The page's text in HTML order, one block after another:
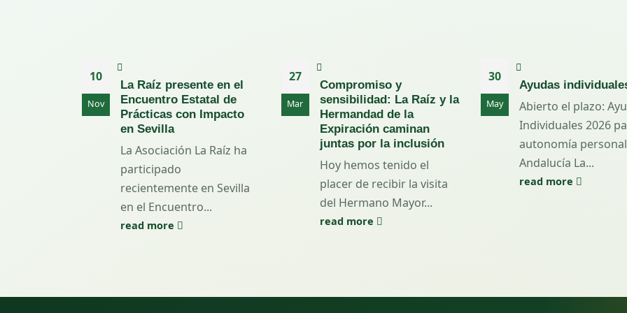
10
Nov
La Raíz presente en el
Encuentro Estatal de
Prácticas con Impacto
en Sevilla
La Asociación La Raíz ha
participado
recientemente en Sevilla
en el Encuentro...
read more
27
Mar
Compromiso y
sensibilidad: La Raíz y la
Hermandad de la
Expiración caminan
juntas por la inclusión
Hoy hemos tenido el
placer de recibir la visita
del Hermano Mayor...
read more
30
May
Ayudas
Abierto el plazo:
Individuales 2026
autonomía
Andalucía La...
read more